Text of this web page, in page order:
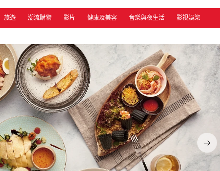
旅遊 潮流購物 影片 健康及美容 音樂與夜生活 影視娛樂